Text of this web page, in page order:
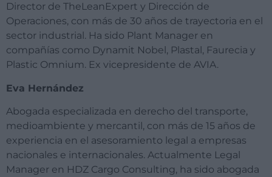
Director de TheLeanExpert y Dirección de
Operaciones, con más de 30 años de trayectoria en el
sector industrial. Ha sido Plant Manager en
compañías como Dynamit Nobel, Plastal, Faurecia y
Plastic Omnium. Ex vicepresidente de AVIA.
Eva Hernández
Abogada especializada en derecho del transporte,
medioambiente y mercantil, con más de 15 años de
experiencia en el asesoramiento legal a empresas
nacionales e internacionales. Actualmente Legal
Manager en HDZ Cargo Consulting, ha sido abogada